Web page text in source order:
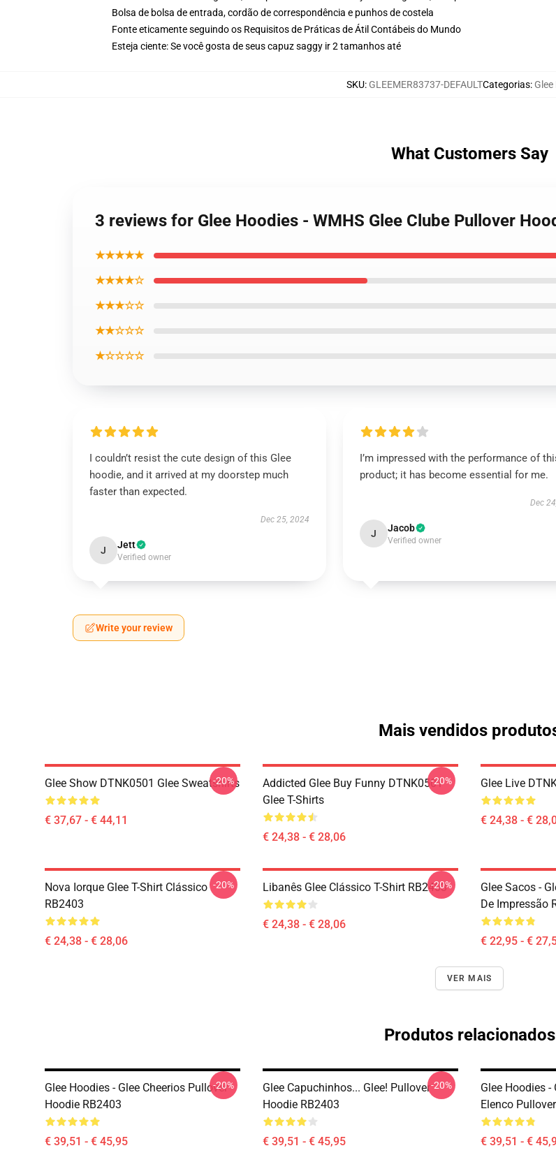
Bolsa de bolsa de entrada, cordão de correspondência e punhos de costela
Fonte eticamente seguindo os Requisitos de Práticas de Átil Contábeis do Mundo
Esteja ciente: Se você gosta de seus capuz saggy ir 2 tamanhos até
SKU: GLEEMER83737-DEFAULTCategorias:
What Customers Say
3 reviews for Glee Hoodies - WMHS Glee Clube Pullover
★★★★★
★★★★☆
★★★☆☆
★★☆☆☆
★☆☆☆☆
I couldn’t resist the cute design of this Glee
hoodie, and it arrived at my doorstep much
faster than expected.
Dec 25, 2024
J Jett
Verified owner
I’m impressed with the performance of
product; it has become essential for me.
Dec
J Jacob
Verified owner
Write your review
Mais vendidos
Glee Show DTNK0501 Glee Sweatshirts
€ 37,67 - € 44,11
-20%
Addicted Glee Buy Funny DTNK0501
Glee T-Shirts
€ 24,38 - € 28,06
-20% Glee Live
€ 24,38 - €
Nova Iorque Glee T-Shirt Clássico
RB2403
€ 24,38 - € 28,06
-20% Libanês Glee Clássico T-Shirt RB2403
€ 24,38 - € 28,06
-20%
Glee Sacos -
De Impressão
€ 22,95 - €
VER MAIS
Produtos relacionados
Glee Hoodies - Glee Cheerios Pullover
Hoodie RB2403
€ 39,51 - € 45,95
-20%
Glee Capuchinhos... Glee! Pullover
Hoodie RB2403
€ 39,51 - € 45,95
-20%
Glee Hoodies
Elenco
€ 39,51 - €